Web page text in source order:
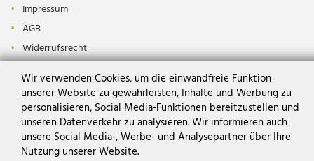
Wir verwenden Cookies, um die einwandfreie Funktion
unserer Website zu gewährleisten, Inhalte und Werbung zu
personalisieren, Social Media-Funktionen bereitzustellen und
unseren Datenverkehr zu analysieren. Wir informieren auch
unsere Social Media-, Werbe- und Analysepartner über Ihre
Nutzung unserer Website.
Impressum
AGB
Widerrufsrecht
Copyright© Okkasiounsbuttik made by Intecsoft.com